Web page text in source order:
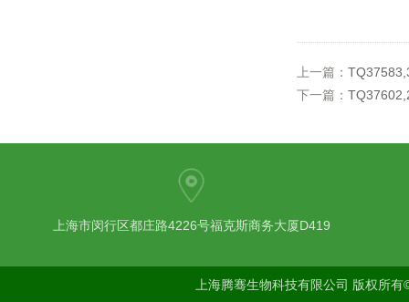
上一篇：
下一篇：
上海市闵行区都庄路4226号福克斯商务大厦D419
上海腾骞生物科技有限公司 版权所